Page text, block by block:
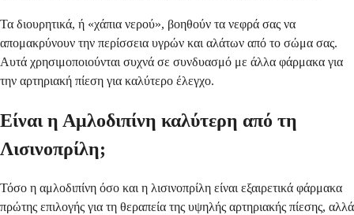
Τα διουρητικά, ή «χάπια νερού», βοηθούν τα νεφρά σας να
απομακρύνουν την περίσσεια υγρών και αλάτων από το σώμα σας.
Αυτά χρησιμοποιούνται συχνά σε συνδυασμό με άλλα φάρμακα για
την αρτηριακή πίεση για καλύτερο έλεγχο.
Είναι η Αμλοδιπίνη καλύτερη από τη
Λισινοπρίλη;
Τόσο η αμλοδιπίνη όσο και η λισινοπρίλη είναι εξαιρετικά φάρμακα
πρώτης επιλογής για τη θεραπεία της υψηλής αρτηριακής πίεσης, αλλά